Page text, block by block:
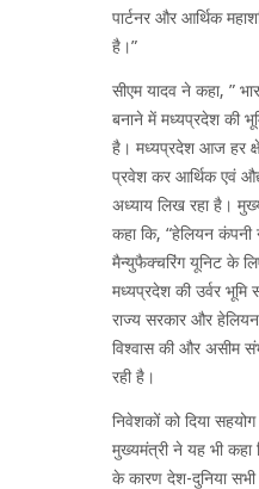
पार्टनर और आर्थिक
है।”
सीएम यादव ने कहा, ”
बनाने में मध्यप्रदेश की
है। मध्यप्रदेश आज हर
प्रवेश कर आर्थिक एवं
अध्याय लिख रहा है।
कहा कि, “हेलियन कंपनी
मैन्युफैक्चरिंग यूनिट के
मध्यप्रदेश की उर्वर भूमि
राज्य सरकार और
विश्वास की और असीम
रही है।
निवेशकों को दिया सहयोग
मुख्यमंत्री ने यह भी कहा
के कारण देश-दुनिया